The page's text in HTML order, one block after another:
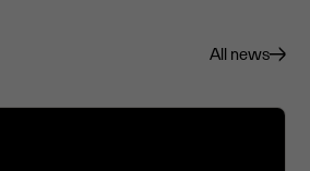
All news